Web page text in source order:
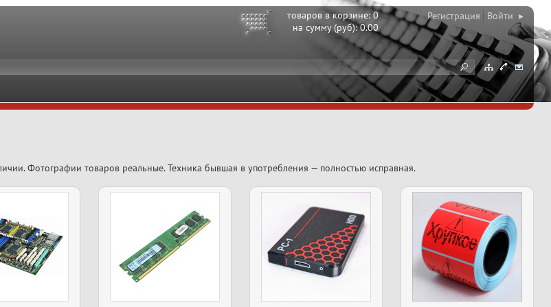
товаров в корзине:0
на сумму (руб):0.00
Регистрация Войти ▸
Фотографии товаров реальные. Техника бывшая в употребления — полностью исправная.